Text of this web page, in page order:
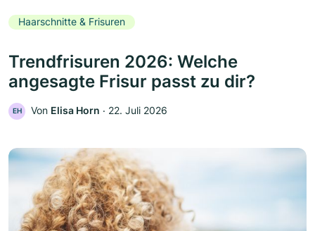
Haarschnitte & Frisuren
Trendfrisuren 2026: Welche
angesagte Frisur passt zu dir?
EH Von Elisa Horn ‧ 22. Juli 2026